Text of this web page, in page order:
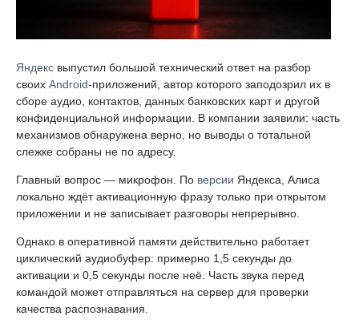
Яндекс выпустил большой технический ответ на разбор
своих Android-приложений, автор которого заподозрил их в
сборе аудио, контактов, данных банковских карт и другой
конфиденциальной информации. В компании заявили: часть
механизмов обнаружена верно, но выводы о тотальной
слежке собраны не по адресу.
Главный вопрос — микрофон. По версии Яндекса, Алиса
локально ждёт активационную фразу только при открытом
приложении и не записывает разговоры непрерывно.
Однако в оперативной памяти действительно работает
циклический аудиобуфер: примерно 1,5 секунды до
активации и 0,5 секунды после неё. Часть звука перед
командой может отправляться на сервер для проверки
качества распознавания.